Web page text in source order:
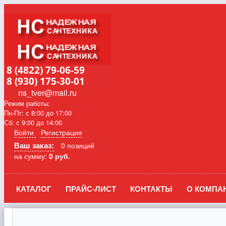
8 (4822) 79-06-59
8 (930) 175-30-01
ns_tver@mail.ru
Режим работы:
Пн-Пт: с 8:00 до 17:00
Сб: с 9:00 до 14:00
Войти Регистрация
Ваш заказ:
0 позиций
на сумму: 0 руб.
КАТАЛОГ ПРАЙС-ЛИСТ КОНТАКТЫ О